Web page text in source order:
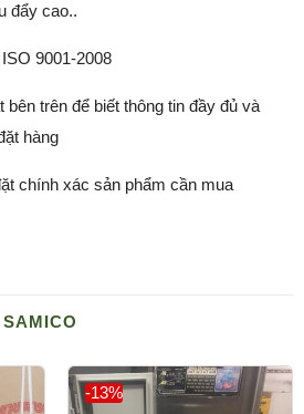
đẩy cao..
9001-2008
bên trên để biết thông tin đầy đủ và
hàng
chính xác sản phẩm cần mua
-13%